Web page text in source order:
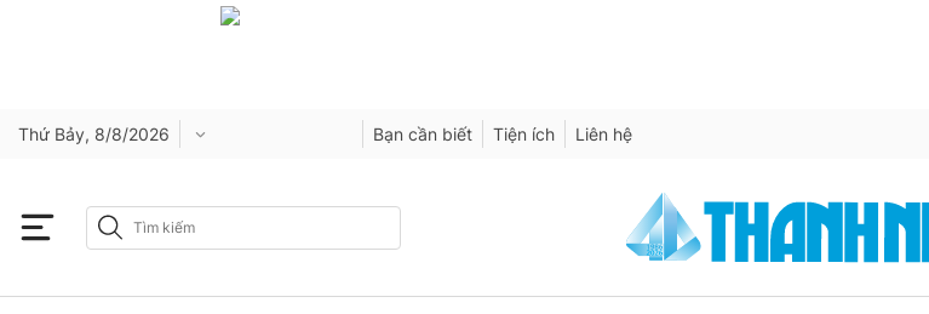
Thứ Bảy, 8/8/2026 Bạn cần biết Tiện ích Liên hệ